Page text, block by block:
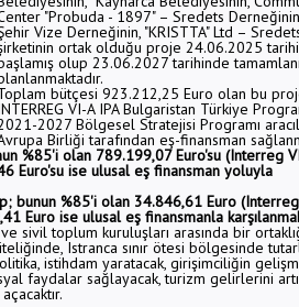
"Probuda - 1897" – Sredets
Vize Derneğinin, "KRISTTA" Ltd –
ortak olduğu proje 24.06.2025
olup 23.06.2027 tarihinde
bütçesi 923.212,25 Euro olan bu
VI-A IPA Bulgaristan Türkiye
2027 Bölgesel Stratejisi Programı
Birliği tarafından eş-finansman
%85'i olan 789.199,07 Euro'su (Interreg
Euro'su ise ulusal eş finansman yoluyla
bunun %85'i olan 34.846,61 Euro
Euro ise ulusal eş finansmanla
sivil toplum kuruluşları arasında bir
Istranca sınır ötesi bölgesinde
istihdam yaratacak, girişimciliğin
faydalar sağlayacak, turizm gelirlerini